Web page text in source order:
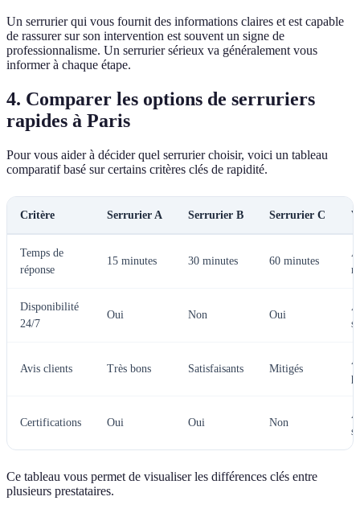
Un serrurier qui vous fournit des informations claires et est capable
de rassurer sur son intervention est souvent un signe de
professionnalisme. Un serrurier sérieux va généralement vous
informer à chaque étape.
4. Comparer les options de serruriers
rapides à Paris
Pour vous aider à décider quel serrurier choisir, voici un tableau
comparatif basé sur certains critères clés de rapidité.
Critère Serrurier A Serrurier B Serrurier C
Temps de
réponse
15 minutes 30 minutes 60 minutes
A
Disponibilité
24/7
Oui Non Oui
A
Avis clients Très bons Satisfaisants Mitigés
A
Certifications Oui Oui Non
Ce tableau vous permet de visualiser les différences clés entre
plusieurs prestataires.